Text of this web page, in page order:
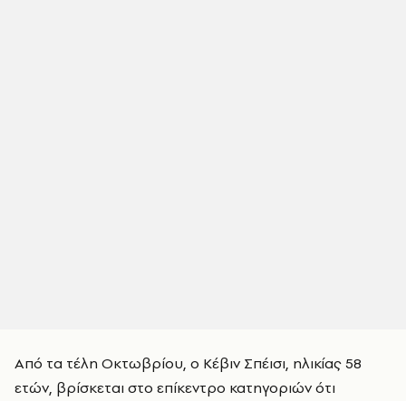
Από τα τέλη Οκτωβρίου, ο Κέβιν Σπέισι, ηλικίας 58
ετών, βρίσκεται στο επίκεντρο κατηγοριών ότι